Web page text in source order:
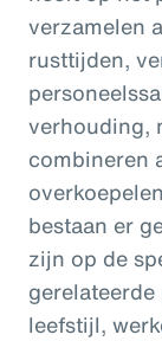
verzamelen
rusttijden,
verhouding,
combineren
bestaan er
zijn op de
leefstijl,